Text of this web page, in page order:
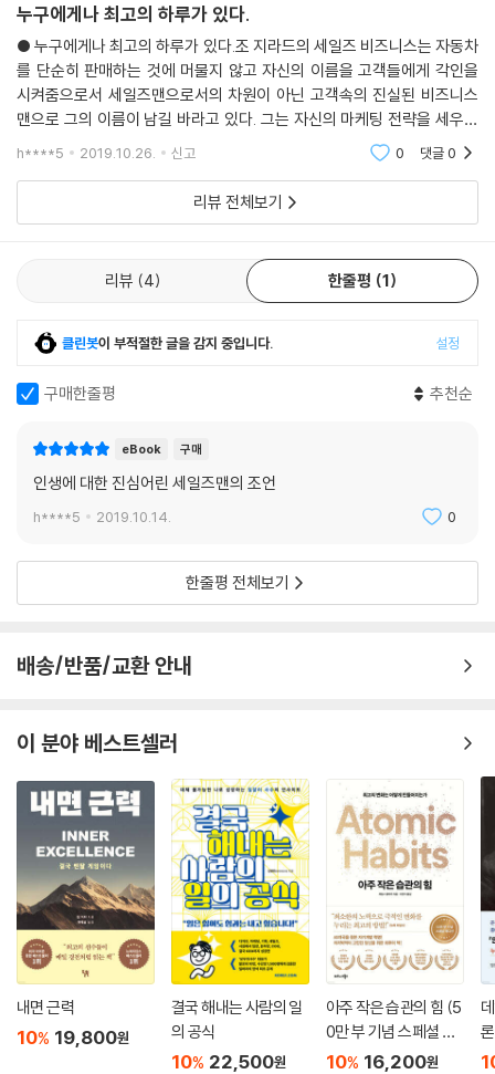
입을 열 수 있도록 분위기를 조성하라. 그로 하여금 자신이 주저하고 망설
이는 이유에 대해 말하게 하라. 당신이 말하는 것보다, 듣고 바라보면서 더
많은 것을 알아낼 수 있을 것이다.
세일즈를 잘하기 위해 천재일 필요는 없다. 나는 고등학교도 졸업하지 못
했지만 내 눈과 귀, 그리고 내 육감을 믿고 있다. 나는 만나는 모든 사람들
다. 나는 누구에게라도 ‘한번 팔면 그뿐’이라는 생각을 가져본 적이 없다.
나는 언제나 지라드 250명의 법칙을 생각했다.
만드는 굳히기 기술 등 실전에서 활용할 수 있는 많은 방법들을 알려주고
있다. 한마디로 상황과 제품에 상관없이 세일즈맨이라면 누구나 알아야 할
마음가짐과 고객 응대법부터, 다양한 현장 전략, 인맥관리, 정보수집과 활
용법까지 세일즈의 모든 것이 이 책 한권에 담겨 있다고 해도 과언이 아니
다.
뿐만 아니라 그는 이 책을 통해 세일즈를 바라보는 관점의 변화, 마인드 강
화, 발상의 전환이 세일즈의 강력한 무기임을 거듭 강조한다. 불우한 청년
이고 전략적인 마인드에서 시작되었음을 두말할 나위가 없다. 이 책의 큰
장점 중 하나는 저자의 노하우를 전수받는데 그치는 것이 아니라 책을 읽
트를 제공하고 있다는 점이다. 팔아야 할 제품이 보험이든, 자동차든, 화장
쯤 정독해야 할 책이다.
고단한 시대에 띄우는 최고의 응원가!
미국에서 100만부 이상 판매된 이 책은 최고가 되고 싶은 세일즈맨들이라
고군분투하는 세일즈맨은 물론이고 어려운 시대를 살아가는 모든 사람에
구에게나 최고의 하루는 있다. 절망하지 말고 꿋꿋이 자기 길을 가라. 아주
작은 가능성에서도 희망을 발견하고, 그 가능성에서 커다란 성공을 일궈내
삿르기까지의 감동적인 이야기는 어려운 시기에 절망과 희망 사이에서 위
누구에게나 최고의 하루가 있다.
● 누구에게나 최고의 하루가 있다.조 지라드의 세일즈 비즈니스는 자동차
를 단순히 판매하는 것에 머물지 않고 자신의 이름을 고객들에게 각인을
시켜줌으로서 세일즈맨으로서의 차원이 아닌 고객속의 진실된 비즈니스
맨으로 그의 이름이 남길 바라고 있다. 그는 자신의 마케팅 전략을 세우고
그 전략을 아주 성실하게 이행을 해왔다. 물론 많은 시행착오와 실패,좌절
h****5 2019.10.26. 신고 0 댓글0
리뷰 전체보기
리뷰 4 한줄평 1
클린봇이 부적절한 글을 감지 중입니다. 설정
구매한줄평 추천순
eBook 구매
인생에 대한 진심어린 세일즈맨의 조언
h****5 2019.10.14. 0
한줄평 전체보기
배송/반품/교환 안내
이 분야 베스트셀러
내면 근력
10% 19,800원
결국 해내는 사람의 일
의 공식
10% 22,500원
아주 작은 습관의 힘 (5
0만 부 기념 스페셜 에
디션)
10% 16,200원